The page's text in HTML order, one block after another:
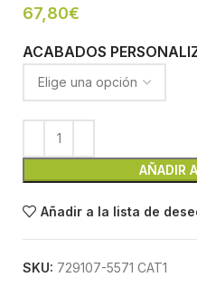
67,80€
ACABADOS
AÑADIR
Añadir a la lista de
SKU: 729107-5571 CAT1